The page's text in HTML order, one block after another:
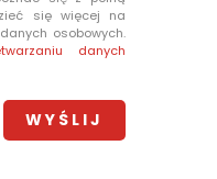
się więcej na
osobowych.
danych